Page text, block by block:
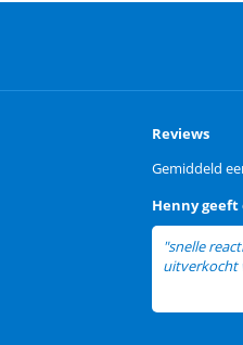
Reviews
Gemiddeld
Hennygeeft
"snelle
uitverkocht